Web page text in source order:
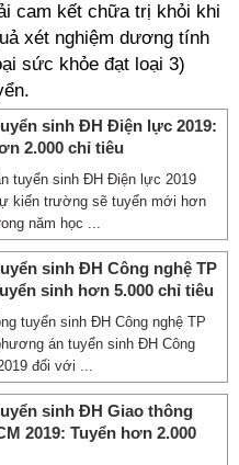
cam kết chữa trị khỏi khi
xét nghiệm dương tính
sức khỏe đạt loại 3)
sinh ĐH Điện lực 2019:
2.000 chỉ tiêu
tuyển sinh ĐH Điện lực 2019
kiến trường sẽ tuyển mới hơn
năm học ...
sinh ĐH Công nghệ TP
sinh hơn 5.000 chỉ tiêu
tuyển sinh ĐH Công nghệ TP
án tuyển sinh ĐH Công
đối với ...
sinh ĐH Giao thông
2019: Tuyển hơn 2.000